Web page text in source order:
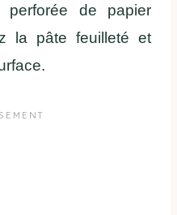
perforée de papier
la pâte feuilleté et